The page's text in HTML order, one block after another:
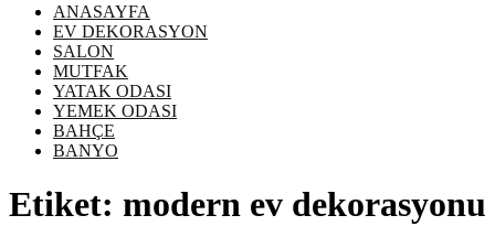
ANASAYFA
EV DEKORASYON
SALON
MUTFAK
YATAK ODASI
YEMEK ODASI
BAHÇE
BANYO
Etiket: modern ev dekorasyonu